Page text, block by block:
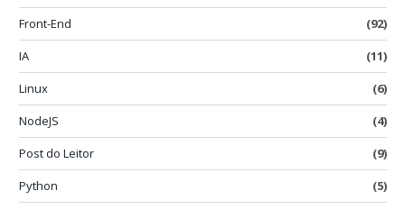
Front-End
(92)
IA
(11)
Linux
(6)
NodeJS
(4)
Post do Leitor
(9)
Python
(5)